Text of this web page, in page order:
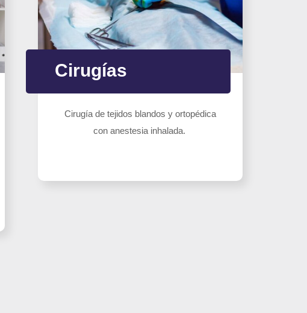
Cirugías
Cirugía de tejidos blandos y ortopédica
con anestesia inhalada.